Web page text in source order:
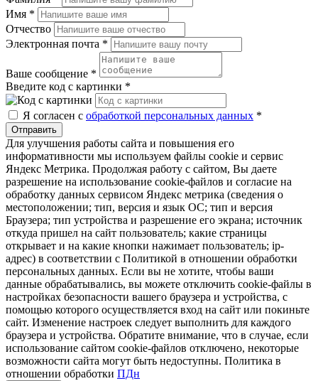
Имя *
Отчество
Электронная почта *
Ваше сообщение *
Введите код с картинки *
Я согласен с обработкой персональных данных *
Отправить
Для улучшения работы сайта и повышения его
информативности мы используем файлы cookie и сервис
Яндекс Метрика. Продолжая работу с сайтом, Вы даете
разрешение на использование cookie-файлов и согласие на
обработку данных сервисом Яндекс метрика (сведения о
местоположении; тип, версия и язык ОС; тип и версия
Браузера; тип устройства и разрешение его экрана; источник
откуда пришел на сайт пользователь; какие страницы
открывает и на какие кнопки нажимает пользователь; ip-
адрес) в соответствии с Политикой в отношении обработки
персональных данных. Если вы не хотите, чтобы ваши
данные обрабатывались, вы можете отключить cookie-файлы в
настройках безопасности вашего браузера и устройства, с
помощью которого осуществляется вход на сайт или покиньте
сайт. Изменение настроек следует выполнить для каждого
браузера и устройства. Обратите внимание, что в случае, если
использование сайтом cookie-файлов отключено, некоторые
возможности сайта могут быть недоступны. Политика в
отношении обработки ПДн